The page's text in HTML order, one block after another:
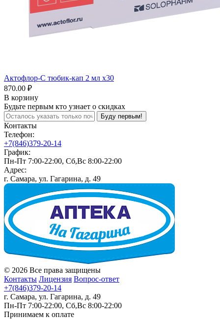
Актофлор-С тюбик-кап 2 мл x30
870.00 ₽
В корзину
Будьте первым кто узнает о скидках
Буду первым!
Контакты
Телефон:
+7(846)379-20-14
График:
Пн-Пт 7:00-22:00, Сб,Вс 8:00-22:00
Адрес:
г. Самара, ул. Гагарина, д. 49
© 2026 Все права защищены
Контакты Лицензия Вопрос-ответ
+7(846)379-20-14
г. Самара, ул. Гагарина, д. 49
Пн-Пт 7:00-22:00, Сб,Вс 8:00-22:00
Принимаем к оплате